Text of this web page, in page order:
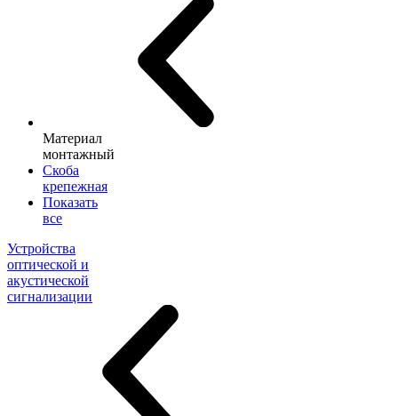
Материал
монтажный
Скоба
крепежная
Показать
все
Устройства
оптической и
акустической
сигнализации